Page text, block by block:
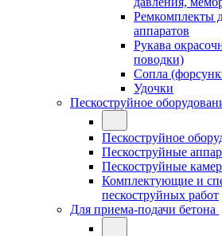
Ремкомплекты
аппаратов
Рукава
поводки)
Сопла
Удочки
Пескоструйное
Пескоструйное
Пескоструйные
Пескоструйные
Комплектующие и
пескоструйных работ
Для приема-подачи бетона